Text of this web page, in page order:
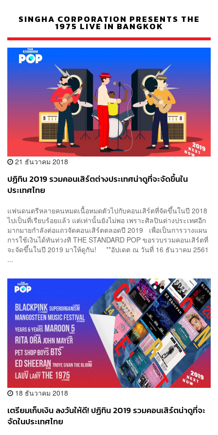
SINGHA CORPORATION PRESENTS THE
1975 LIVE IN BANGKOK
21 ธันวาคม 2018
ปฏิทิน 2019 รวมคอนเสิร์ตต่างประเทศน่าดูที่จะจัดขึ้นใน
ประเทศไทย
แฟนดนตรีหลายคนหมดเนื้อหมดตัวไปกับคอนเสิร์ตที่จัดขึ้นในปี 2018
ไปเป็นที่เรียบร้อยแล้ว แต่เท่านั้นยังไม่พอ เพราะศิลปินต่างประเทศอีก
มากมายกำลังต่อแถวจัดคอนเสิร์ตตลอดปี 2019 เพื่อเป็นการวางแผน
การใช้เงินได้ทันท่วงที THE STANDARD POP ขอรวบรวมคอนเสิร์ตที่
จะจัดขึ้นในปี 2019 มาให้ดูกัน! **อัปเดต ณ วันที่ 16 ธันวาคม 2561
...
18 ธันวาคม 2018
เตรียมเก็บเงิน ลงวันให้ดี! ปฏิทิน 2019 รวมคอนเสิร์ตน่าดูที่จะ
จัดในประเทศไทย